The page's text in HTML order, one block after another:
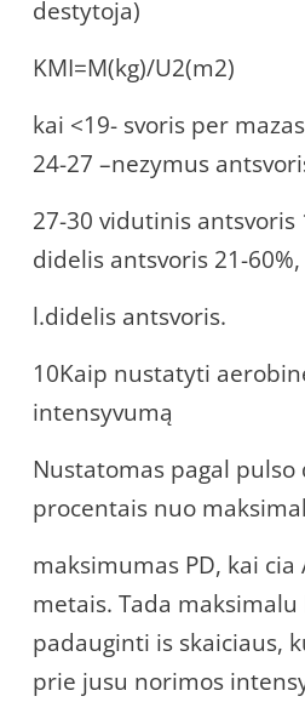
destytoja)
KMI=M(kg)/U2(m2)
kai <19- svoris per
24-27 –nezymus
27-30 vidutinis antsvoris
didelis antsvoris 21-60%,
l.didelis antsvoris.
10Kaip nustatyti
intensyvumą
Nustatomas pagal pulso
procentais nuo
maksimumas PD, kai cia
metais. Tada maksimalu
padauginti is skaiciaus,
prie jusu norimos